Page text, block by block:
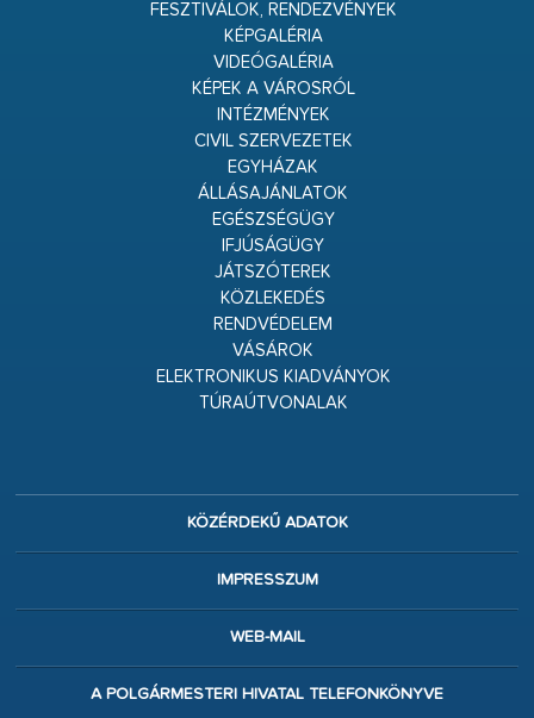
FESZTIVÁLOK, RENDEZVÉNYEK
KÉPGALÉRIA
VIDEÓGALÉRIA
KÉPEK A VÁROSRÓL
INTÉZMÉNYEK
CIVIL SZERVEZETEK
EGYHÁZAK
ÁLLÁSAJÁNLATOK
EGÉSZSÉGÜGY
IFJÚSÁGÜGY
JÁTSZÓTEREK
KÖZLEKEDÉS
RENDVÉDELEM
VÁSÁROK
ELEKTRONIKUS KIADVÁNYOK
TÚRAÚTVONALAK
KÖZÉRDEKŰ ADATOK
IMPRESSZUM
WEB-MAIL
A POLGÁRMESTERI HIVATAL TELEFONKÖNYVE